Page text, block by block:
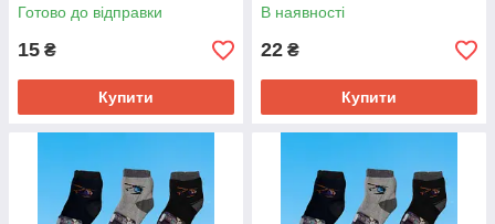
Готово до відправки
15 ₴
Купити
В наявності
22 ₴
Купити